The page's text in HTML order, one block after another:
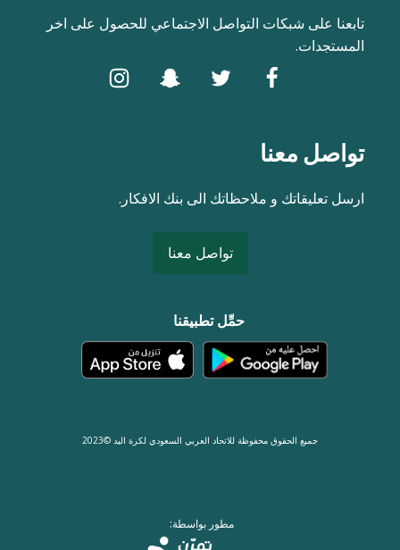
تابعنا على شبكات التواصل الاجتماعي للحصول على اخر
المستجدات.
تواصل معنا
ارسل تعليقاتك و ملاحظاتك الى بنك الافكار.
تواصل معنا
حمِّل تطبيقنا
جميع الحقوق محفوظة للاتحاد العربي السعودي لكرة اليد ©2023
مطور بواسطة: